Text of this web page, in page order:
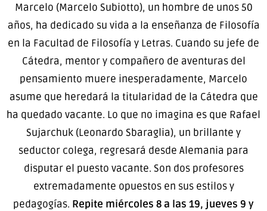
Marcelo (Marcelo Subiotto), un hombre de unos 50
años, ha dedicado su vida a la enseñanza de Filosofía
en la Facultad de Filosofía y Letras. Cuando su jefe de
Cátedra, mentor y compañero de aventuras del
pensamiento muere inesperadamente, Marcelo
asume que heredará la titularidad de la Cátedra que
ha quedado vacante. Lo que no imagina es que Rafael
Sujarchuk (Leonardo Sbaraglia), un brillante y
seductor colega, regresará desde Alemania para
disputar el puesto vacante. Son dos profesores
extremadamente opuestos en sus estilos y
pedagogías. Repite miércoles 8 a las 19, jueves 9 y